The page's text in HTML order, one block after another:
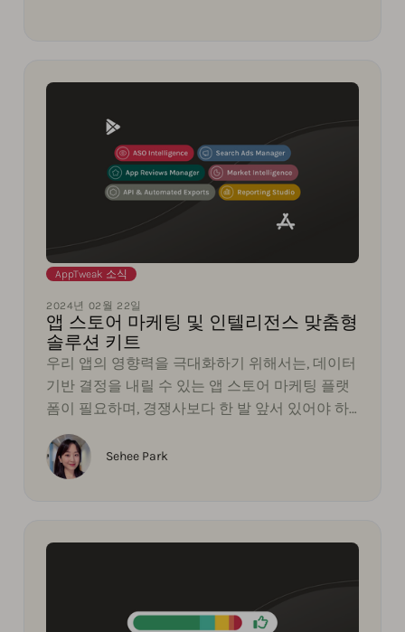
AppTweak 소식
2024년 02월 22일
앱 스토어 마케팅 및 인텔리전스 맞춤형
솔루션 키트
우리 앱의 영향력을 극대화하기 위해서는, 데이터
기반 결정을 내릴 수 있는 앱 스토어 마케팅 플랫
폼이 필요하며, 경쟁사보다 한 발 앞서 있어야 하
고, 성과를 보고하며 성장을 규모화 해야 합니다.
이제 앱트위크의 모든 App Store 마케팅 제품이
개별적으로 구매 가...
Sehee Park